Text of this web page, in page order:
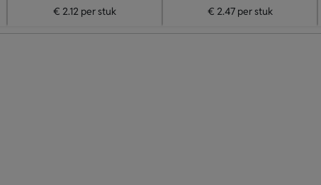
€ 2.12 per stuk € 2.47per stuk